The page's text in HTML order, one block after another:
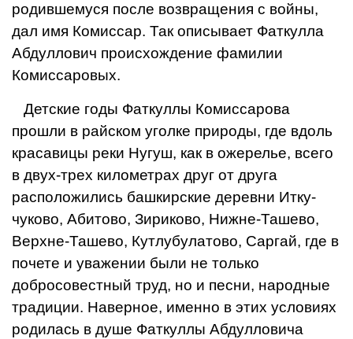
родив­шемуся после возвращения с вой­ны,
дал имя Комиссар. Так описыва­ет Фаткулла
Абдуллович происхож­дение фамилии
Комиссаровых.
Детские годы Фаткуллы Комисса­рова
прошли в райском уголке при­роды, где вдоль
красавицы реки Нугуш, как в ожерелье, всего
в двух-трех километрах друг от друга
располо­жились башкирские деревни Итку­
чуково, Абитово, Зириково, Нижне-Ташево,
Верхне-Ташево, Кутлубулатово, Саргай, где в
почете и уважении были не только
добросовестный труд, но и песни, народные
традиции. Наверное, именно в этих условиях
родилась в душе Фаткуллы Абдул­ловича